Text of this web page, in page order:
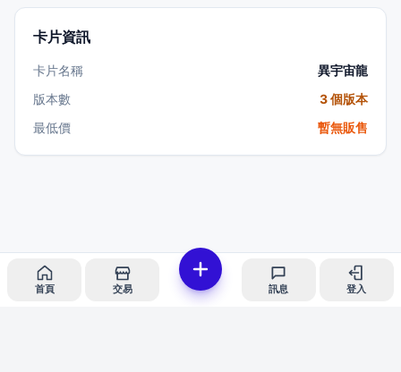
卡片資訊
卡片名稱
異宇宙龍
版本數
3 個版本
最低價
暫無販售
首頁 交易 訊息 登入